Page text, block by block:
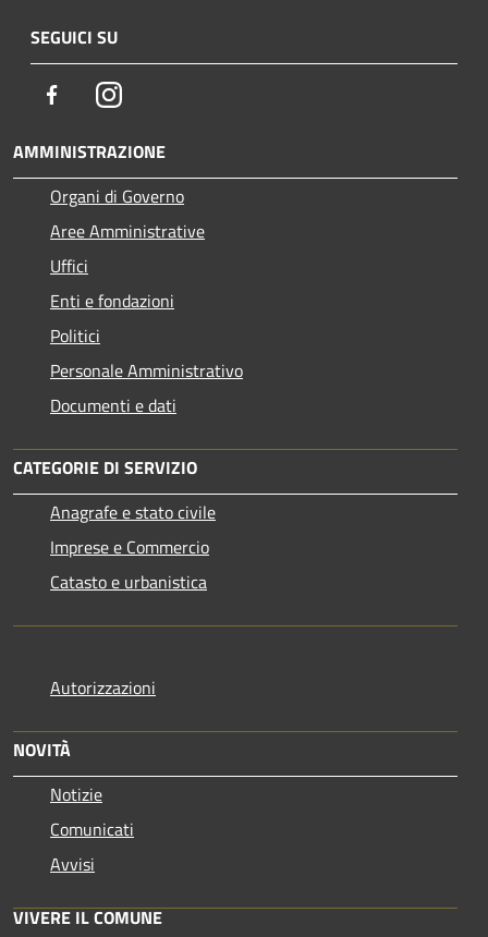
SEGUICI SU
FacebookInstagram
AMMINISTRAZIONE
Organi di Governo
Aree Amministrative
Uffici
Enti e fondazioni
Politici
Personale Amministrativo
Documenti e dati
CATEGORIE DI SERVIZIO
Anagrafe e stato civile
Imprese e Commercio
Catasto e urbanistica
Autorizzazioni
NOVITÀ
Notizie
Comunicati
Avvisi
VIVERE IL COMUNE